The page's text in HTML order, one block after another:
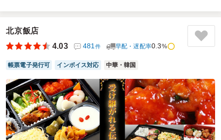
回のお弁当の味とサービスレベルにとても満足していたの
で、リピートオーダーをしました。結果とても満足しており
ます。次回も是非お願いしたいと思います。
ご利用シーン：会議・セミナー ›勉強会
参加者の年齢：40代～50代男女比：男性多め
東京都品川区東品川2026/01/24
飛騨膳 旬の口コミをもっと見る
北京飯店
4.03
481件 早配・遅配率0.3%
帳票電子発行可 インボイス対応 中華・韓国